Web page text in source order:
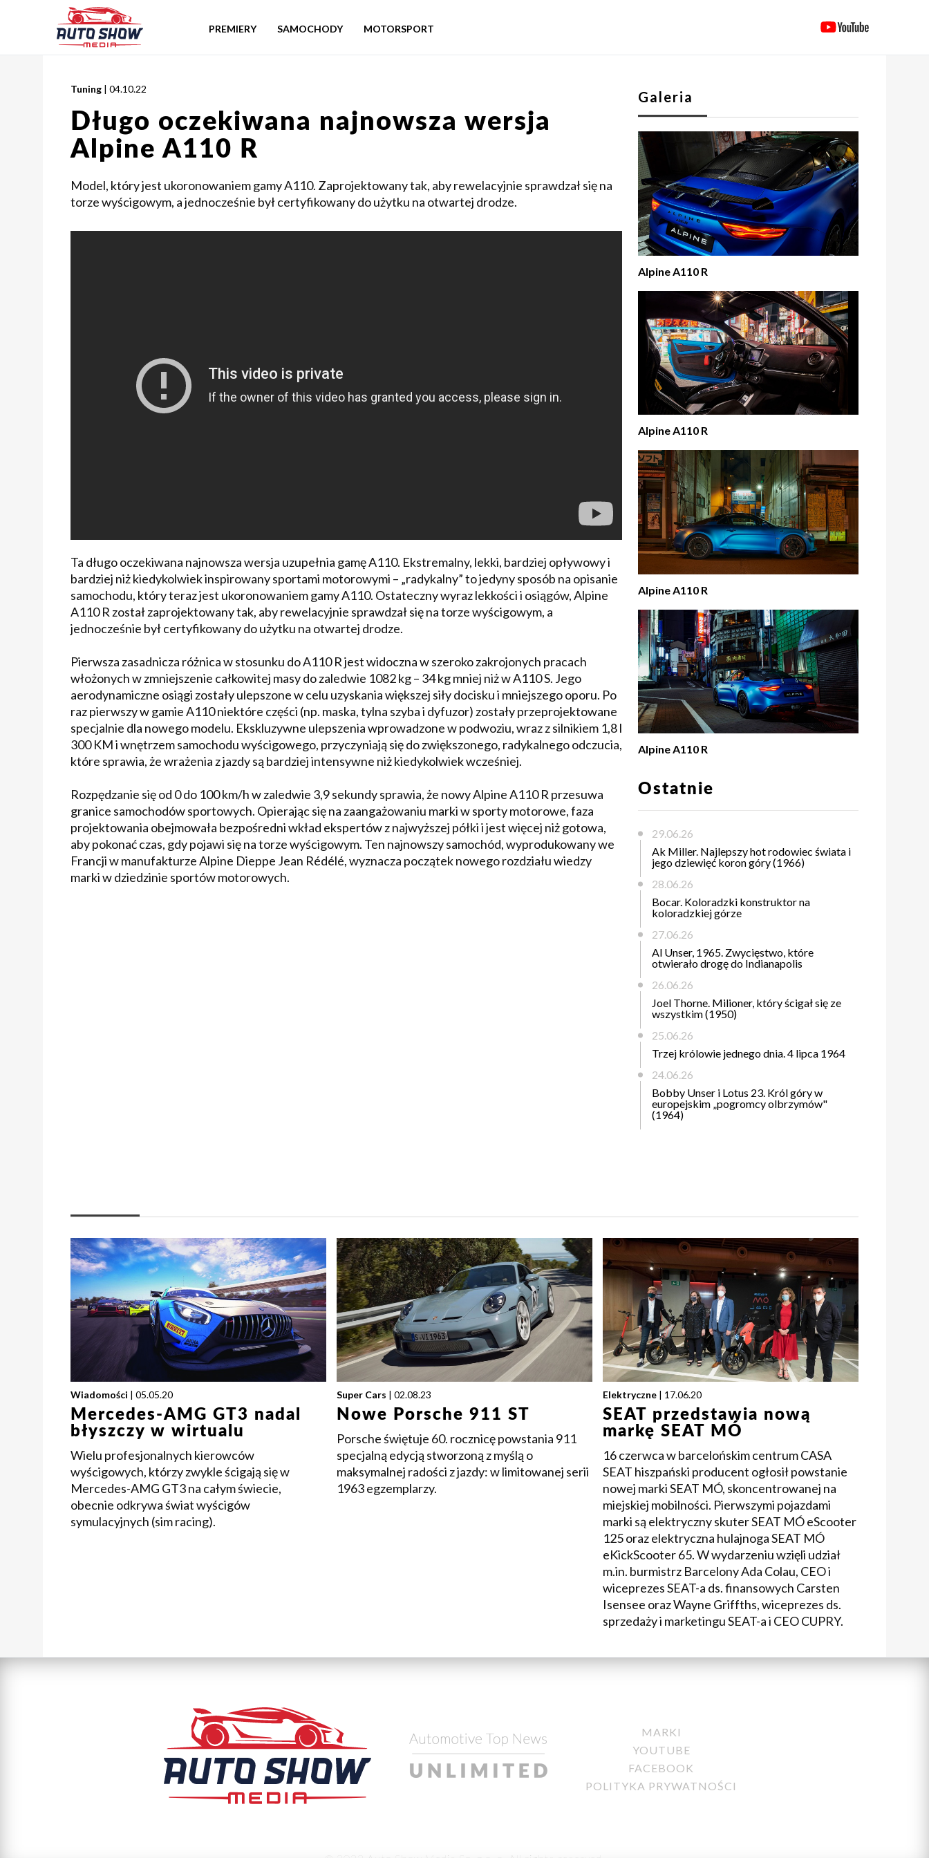
PREMIERY SAMOCHODY MOTORSPORT
Tuning | 04.10.22
Długo oczekiwana najnowsza wersja
Alpine A110 R
Model, który jest ukoronowaniem gamy A110. Zaprojektowany tak, aby rewelacyjnie sprawdzał się na
torze wyścigowym, a jednocześnie był certyfikowany do użytku na otwartej drodze.
Ta długo oczekiwana najnowsza wersja uzupełnia gamę A110. Ekstremalny, lekki, bardziej opływowy i
bardziej niż kiedykolwiek inspirowany sportami motorowymi – „radykalny” to jedyny sposób na opisanie
samochodu, który teraz jest ukoronowaniem gamy A110. Ostateczny wyraz lekkości i osiągów, Alpine
A110 R został zaprojektowany tak, aby rewelacyjnie sprawdzał się na torze wyścigowym, a
jednocześnie był certyfikowany do użytku na otwartej drodze.
Pierwsza zasadnicza różnica w stosunku do A110 R jest widoczna w szeroko zakrojonych pracach
włożonych w zmniejszenie całkowitej masy do zaledwie 1082 kg – 34 kg mniej niż w A110 S. Jego
aerodynamiczne osiągi zostały ulepszone w celu uzyskania większej siły docisku i mniejszego oporu. Po
raz pierwszy w gamie A110 niektóre części (np. maska, tylna szyba i dyfuzor) zostały przeprojektowane
specjalnie dla nowego modelu. Ekskluzywne ulepszenia wprowadzone w podwoziu, wraz z silnikiem 1,8 l
300 KM i wnętrzem samochodu wyścigowego, przyczyniają się do zwiększonego, radykalnego odczucia,
które sprawia, że ​​wrażenia z jazdy są bardziej intensywne niż kiedykolwiek wcześniej.
Rozpędzanie się od 0 do 100 km/h w zaledwie 3,9 sekundy sprawia, że ​​nowy Alpine A110 R przesuwa
granice samochodów sportowych. Opierając się na zaangażowaniu marki w sporty motorowe, faza
projektowania obejmowała bezpośredni wkład ekspertów z najwyższej półki i jest więcej niż gotowa,
aby pokonać czas, gdy pojawi się na torze wyścigowym. Ten najnowszy samochód, wyprodukowany we
Francji w manufakturze Alpine Dieppe Jean Rédélé, wyznacza początek nowego rozdziału wiedzy
marki w dziedzinie sportów motorowych.
Galeria
Alpine A110 R
Alpine A110 R
Alpine A110 R
Alpine A110 R
Ostatnie
29.06.26
Ak Miller. Najlepszy hot rodowiec świata i
jego dziewięć koron góry (1966)
28.06.26
Bocar. Koloradzki konstruktor na
koloradzkiej górze
27.06.26
Al Unser, 1965. Zwycięstwo, które
otwierało drogę do Indianapolis
26.06.26
Joel Thorne. Milioner, który ścigał się ze
wszystkim (1950)
25.06.26
Trzej królowie jednego dnia. 4 lipca 1964
24.06.26
Bobby Unser i Lotus 23. Król góry w
europejskim „pogromcy olbrzymów"
(1964)
Wiadomości | 05.05.20
Mercedes-AMG GT3 nadal
błyszczy w wirtualu
Wielu profesjonalnych kierowców
wyścigowych, którzy zwykle ścigają się w
Mercedes-AMG GT3 na całym świecie,
obecnie odkrywa świat wyścigów
symulacyjnych (sim racing).
Super Cars | 02.08.23
Nowe Porsche 911 ST
Porsche świętuje 60. rocznicę powstania 911
specjalną edycją stworzoną z myślą o
maksymalnej radości z jazdy: w limitowanej serii
1963 egzemplarzy.
Elektryczne | 17.06.20
SEAT przedstawia nową
markę SEAT MÓ
16 czerwca w barcelońskim centrum CASA
SEAT hiszpański producent ogłosił powstanie
nowej marki SEAT MÓ, skoncentrowanej na
miejskiej mobilności. Pierwszymi pojazdami
marki są elektryczny skuter SEAT MÓ eScooter
125 oraz elektryczna hulajnoga SEAT MÓ
eKickScooter 65. W wydarzeniu wzięli udział
m.in. burmistrz Barcelony Ada Colau, CEO i
wiceprezes SEAT-a ds. finansowych Carsten
Isensee oraz Wayne Griffths, wiceprezes ds.
sprzedaży i marketingu SEAT-a i CEO CUPRY.
MARKI
YOUTUBE
FACEBOOK
POLITYKA PRYWATNOŚCI